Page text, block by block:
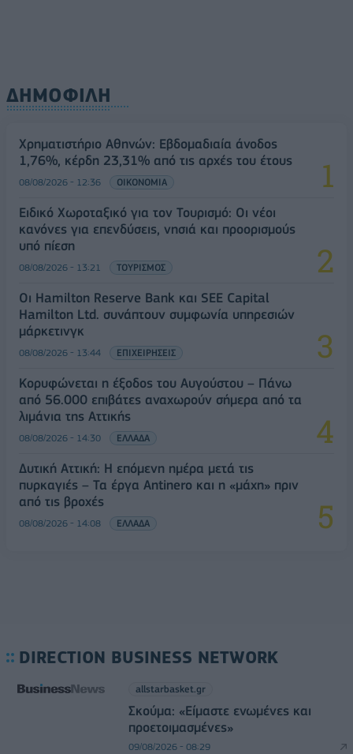
ΔΗΜΟΦΙΛΗ
Χρηματιστήριο Αθηνών: Εβδομαδιαία άνοδος
1,76%, κέρδη 23,31% από τις αρχές του έτους
08/08/2026 - 12:36 ΟΙΚΟΝΟΜΙΑ
Ειδικό Χωροταξικό για τον Τουρισμό: Οι νέοι
κανόνες για επενδύσεις, νησιά και προορισμούς
υπό πίεση
08/08/2026 - 13:21 ΤΟΥΡΙΣΜΟΣ
Οι Hamilton Reserve Bank και SEE Capital
Hamilton Ltd. συνάπτουν συμφωνία υπηρεσιών
μάρκετινγκ
08/08/2026 - 13:44 ΕΠΙΧΕΙΡΗΣΕΙΣ
Κορυφώνεται η έξοδος του Αυγούστου – Πάνω
από 56.000 επιβάτες αναχωρούν σήμερα από τα
λιμάνια της Αττικής
08/08/2026 - 14:30 ΕΛΛΑΔΑ
Δυτική Αττική: Η επόμενη ημέρα μετά τις
πυρκαγιές – Τα έργα Antinero και η «μάχη» πριν
από τις βροχές
08/08/2026 - 14:08 ΕΛΛΑΔΑ
DIRECTION BUSINESS NETWORK
allstarbasket.gr
Σκούμα: «Είμαστε ενωμένες και
προετοιμασμένες»
09/08/2026 - 08:29